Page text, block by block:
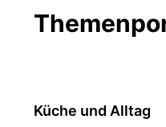
Küche und Alltag